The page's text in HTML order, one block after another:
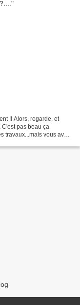
!! Alors, regarde, et
pas beau ça
travaux...mais vous avez